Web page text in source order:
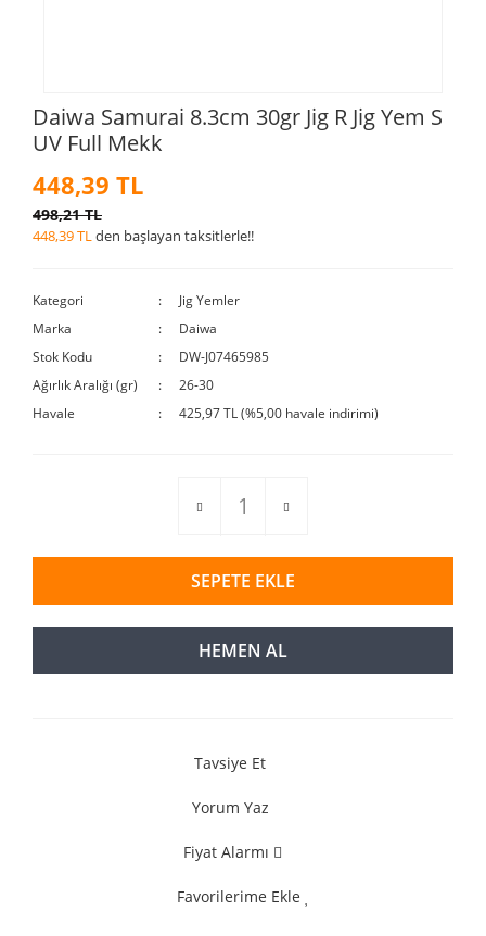
Daiwa Samurai 8.3cm 30gr Jig R Jig Yem S
UV Full Mekk
448,39 TL
498,21 TL
448,39 TLden başlayan taksitlerle!!
Kategori
Jig Yemler
Marka
Daiwa
Stok Kodu
DW-J07465985
Ağırlık Aralığı (gr)
26-30
Havale
425,97 TL (%5,00 havale indirimi)
SEPETE EKLE
HEMEN AL
Tavsiye Et
Yorum Yaz
Fiyat Alarmı
Favorilerime Ekle